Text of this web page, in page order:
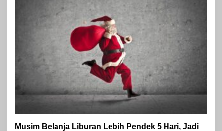
Musim Belanja Liburan Lebih Pendek 5 Hari, Jadi